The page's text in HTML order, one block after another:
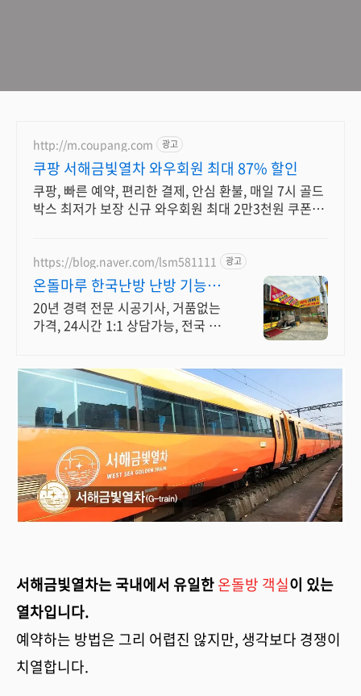
http://m.coupang.com 광고
쿠팡 서해금빛열차 와우회원 최대 87% 할인
쿠팡, 빠른 예약, 편리한 결제, 안심 환불, 매일 7시 골드
박스 최저가 보장 신규 와우회원 최대 2만3천원 쿠폰팩
https://blog.naver.com/lsm581111 광고
온돌마루 한국난방 난방 기능사
자격증 보유
20년 경력 전문 시공기사, 거품없는
가격, 24시간 1:1 상담가능, 전국 출
소난방 히팅케이블
서해금빛열차는 국내에서 유일한온돌방 객실이 있는
열차입니다.
예약하는 방법은 그리 어렵진 않지만, 생각보다 경쟁이
치열합니다.